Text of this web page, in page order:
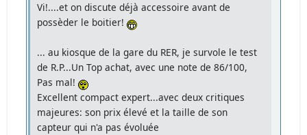
Vi!....et on discute déjà accessoire avant de
possèder le boitier!
... au kiosque de la gare du RER, je survole le test
de R.P...Un Top achat, avec une note de 86/100,
Pas mal!
Excellent compact expert...avec deux critiques
majeures: son prix élevé et la taille de son
capteur qui n'a pas évoluée